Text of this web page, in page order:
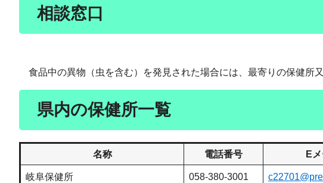
相談窓口
食品中の異物（虫を含む）を発見された場合には、最寄りの保健所
県内の保健所一覧
名称 電話番号 E
岐阜保健所 058-380-3001